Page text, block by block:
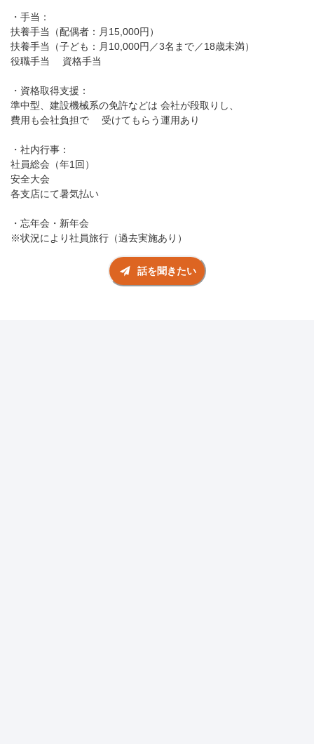
・手当：
扶養手当（配偶者：月15,000円）
扶養手当（子ども：月10,000円／3名まで／18歳未満）
役職手当 資格手当
・資格取得支援：
準中型、建設機械系の免許などは 会社が段取りし、
費用も会社負担で 受けてもらう運用あり
・社内行事：
社員総会（年1回）
安全大会
各支店にて暑気払い
・忘年会・新年会
※状況により社員旅行（過去実施あり）
話を聞きたい